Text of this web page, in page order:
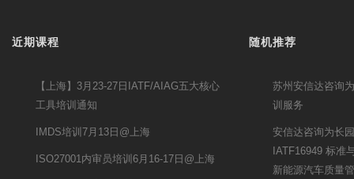
近期课程
【上海】3月23-27日IATF/AIAG五大核心
工具培训通知
IMDS培训7月13日@上海
ISO27001内审员培训6月16-17日@上海
随机推荐
苏州安信达咨询
训服务
安信达咨询为长
IATF16949 标准
新能源汽车质量